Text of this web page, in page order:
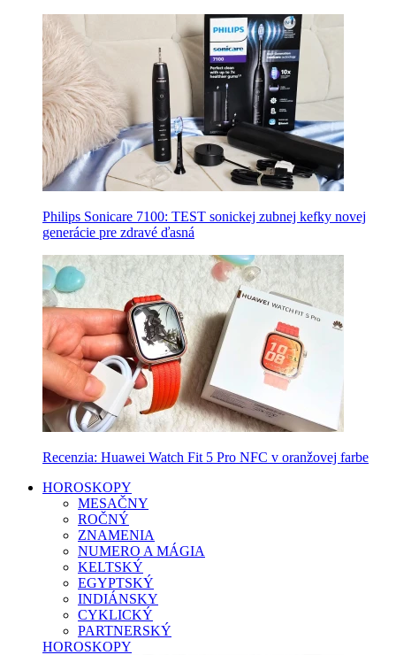
Philips Sonicare 7100: TEST sonickej zubnej kefky novej
generácie pre zdravé ďasná
Recenzia: Huawei Watch Fit 5 Pro NFC v oranžovej farbe
HOROSKOPY
MESAČNY
ROČNÝ
ZNAMENIA
NUMERO A MÁGIA
KELTSKÝ
EGYPTSKÝ
INDIÁNSKY
CYKLICKÝ
PARTNERSKÝ
HOROSKOPY